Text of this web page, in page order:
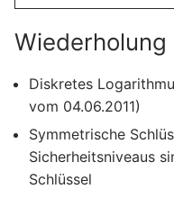
Wiederholung
Diskretes
vom 04.06.2011)
Symmetrische
Sicherheitsniveaus
Schlüssel